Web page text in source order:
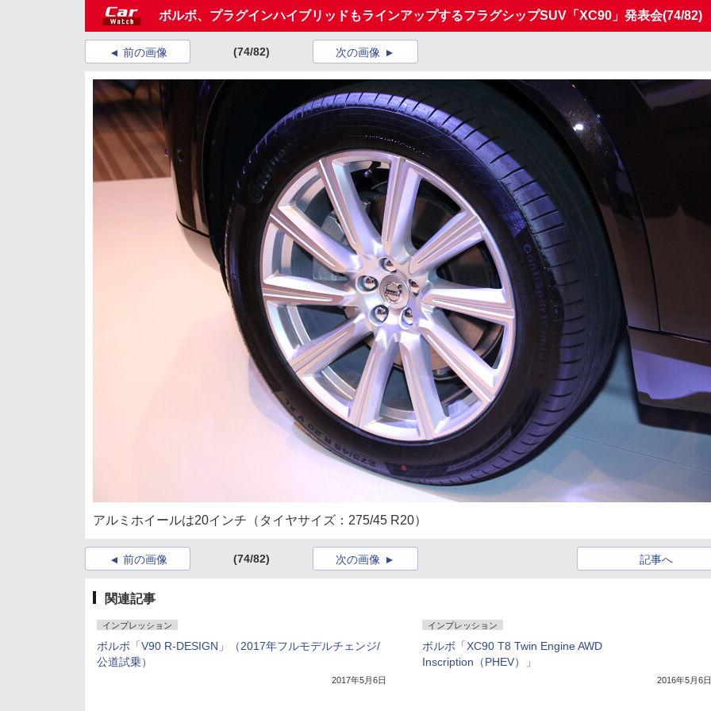
ボルボ、プラグインハイブリッドもラインアップするフラグシップSUV「XC90」発表会(74/82)
前の画像 (74/82) 次の画像
アルミホイールは20インチ（タイヤサイズ：275/45 R20）
前の画像 (74/82) 記事へ
次の画像
関連記事
インプレッション
ボルボ「V90 R-DESIGN」（2017年フルモデルチェンジ/
公道試乗）
2017年5月6日
インプレッション
ボルボ「XC90 T8 Twin Engine AWD
Inscription（PHEV）」
2016年5月6日